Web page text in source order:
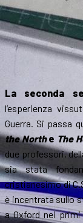
La seconda
l’esperienza
Guerra. Si passa
the Northe The
due professori,
sia stata
cristianesimo di
è incentrata sullo
a Oxford nei primi